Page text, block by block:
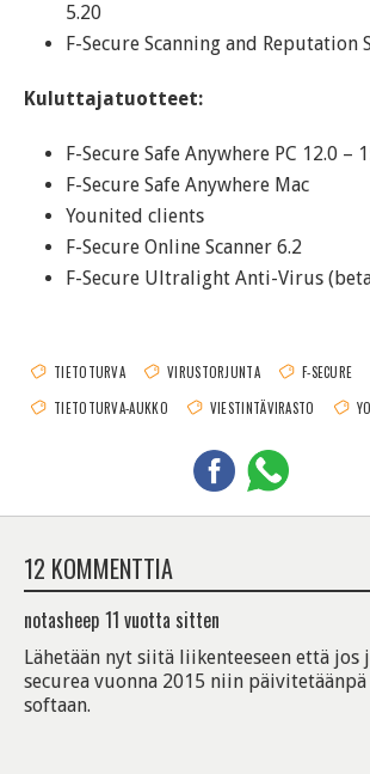
5.20
F-Secure Scanning and Reputation
Kuluttajatuotteet:
F-Secure Safe Anywhere PC 12.0 –
F-Secure Safe Anywhere Mac
Younited clients
F-Secure Online Scanner 6.2
F-Secure Ultralight Anti-Virus
TIETOTURVA VIRUSTORJUNTA
F-SECURE
TIETOTURVA-AUKKO
VIESTINTÄVIRASTO
12 KOMMENTTIA
notasheep 11 vuotta sitten
Lähetään nyt siitä liikenteeseen että jos
securea vuonna 2015 niin
softaan.